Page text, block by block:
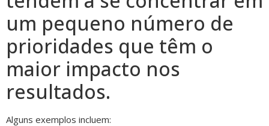
um pequeno número de
prioridades que têm o
maior impacto nos
resultados.
Alguns exemplos incluem: